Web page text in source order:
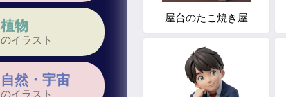
植物
のイラスト
自然・宇宙
のイラスト
屋台のたこ焼き屋